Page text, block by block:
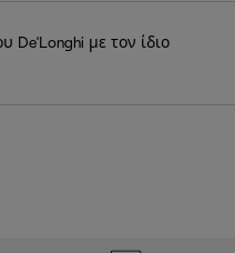
De'Longhi με τον ίδιο